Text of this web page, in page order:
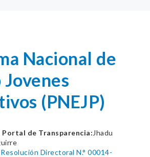
Nacional de
(PNEJP)
Portal de Transparencia: Jhadu
Resolución Directoral N.° 00014-